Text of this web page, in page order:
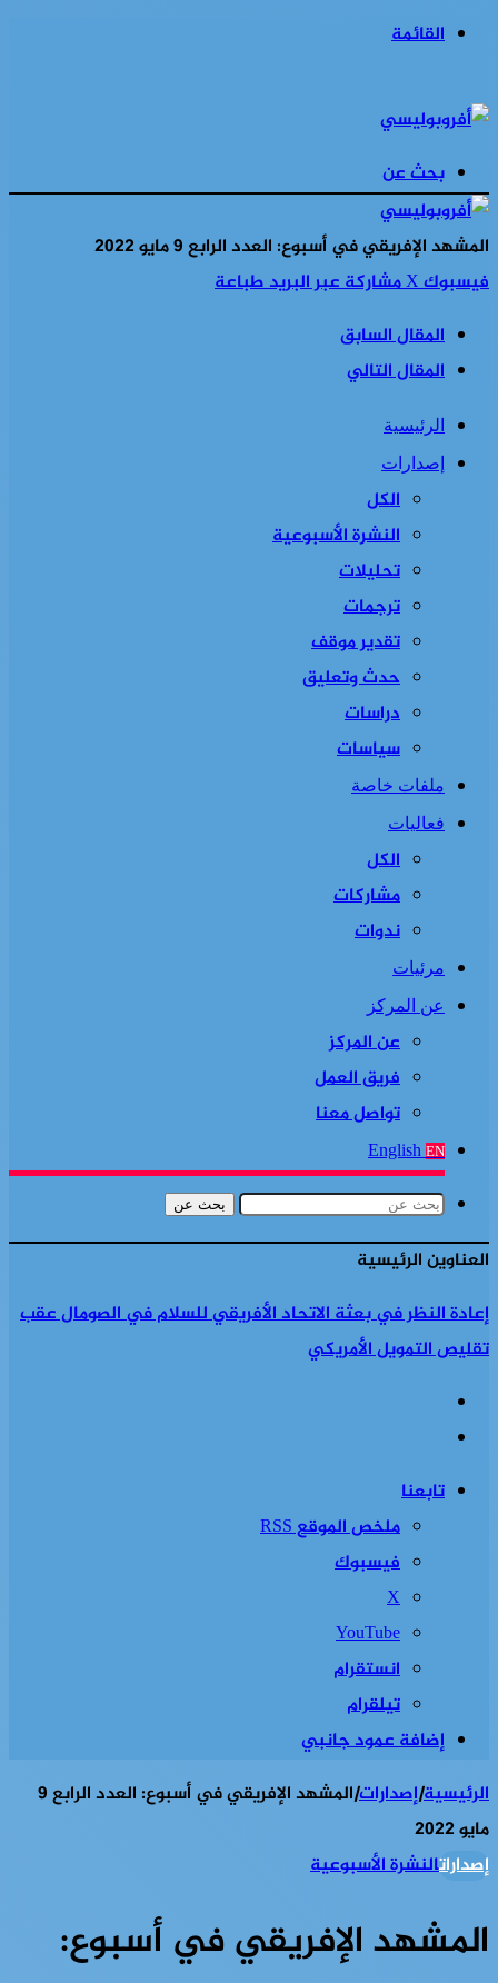
القائمة
بحث عن
المشهد الإفريقي في أسبوع: العدد الرابع 9 مايو 2022
فيسبوك‫Xمشاركة عبر البريدطباعة
المقال السابق
المقال التالي
الرئيسية
إصدارات
الكل
النشرة الأسبوعية
تحليلات
ترجمات
تقدير موقف
حدث وتعليق
دراسات
سياسات
ملفات خاصة
فعاليات
الكل
مشاركات
ندوات
مرئيات
عن المركز
عن المركز
فريق العمل
تواصل معنا
English EN
بحث عن
العناوين الرئيسية
شرارة حرب جديدة في القرن الإفريقي هل تشعل معركة الأول من
أغسطس حربا جديدة في إثيوبيا
تابعنا
ملخص الموقع RSS
فيسبوك
‫X
‫YouTube
انستقرام
تيلقرام
إضافة عمود جانبي
الرئيسية|إصدارات|
المشهد الإفريقي في أسبوع: العدد الرابع 9
مايو 2022
إصداراتالنشرة الأسبوعية
المشهد الإفريقي في أسبوع: